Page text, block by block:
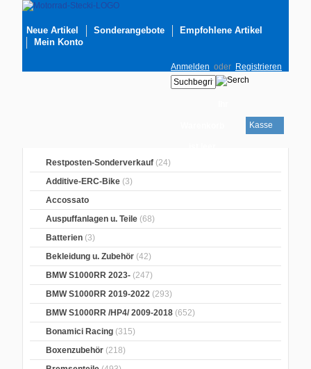
Neue Artikel Sonderangebote
Empfohlene Artikel
Mein Konto
Anmelden oder Registrieren
Kasse
Restposten-Sonderverkauf (24)
Additive-ERC-Bike (3)
Accossato
Auspuffanlagen u. Teile (68)
Batterien (3)
Bekleidung u. Zubehör (42)
BMW S1000RR 2023- (247)
BMW S1000RR 2019-2022 (293)
BMW S1000RR /HP4/ 2009-2018 (652)
Bonamici Racing (315)
Boxenzubehör (218)